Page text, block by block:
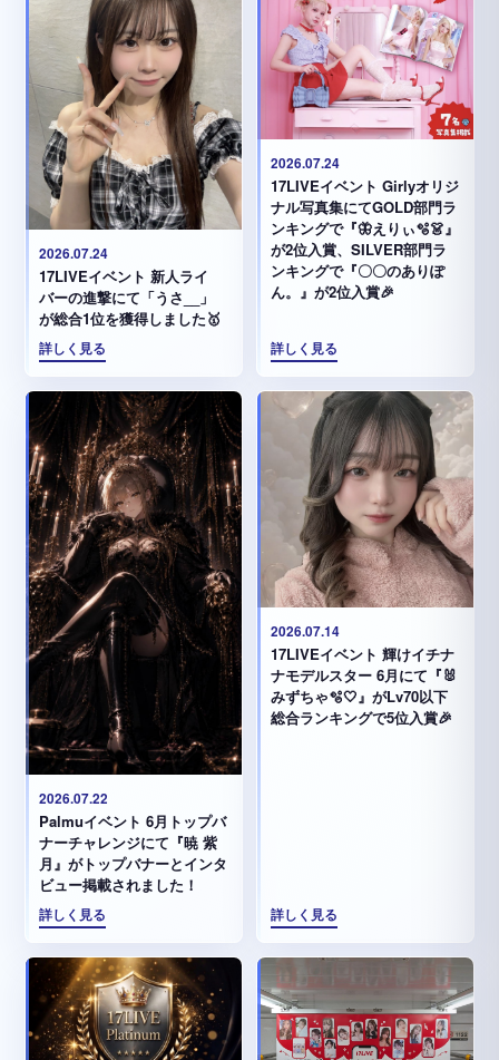
2026.07.24
17LIVEイベント 新人ライ
バーの進撃にて「うさ__」
が総合1位を獲得しました🥇
詳しく見る
2026.07.24
17LIVEイベント Girlyオリジ
ナル写真集にてGOLD部門ラ
ンキングで『🦋えりぃ🫧👗』
が2位入賞、SILVER部門ラ
ンキングで『〇〇のありぽ
ん。』が2位入賞🎉
詳しく見る
2026.07.22
Palmuイベント 6月トップバ
ナーチャレンジにて『暁 紫
月』がトップバナーとインタ
ビュー掲載されました！
詳しく見る
2026.07.14
17LIVEイベント 輝けイチナ
ナモデルスター 6月にて『🐰
みずちゃ️🫧🤍』がLv70以下
総合ランキングで5位入賞🎉
詳しく見る